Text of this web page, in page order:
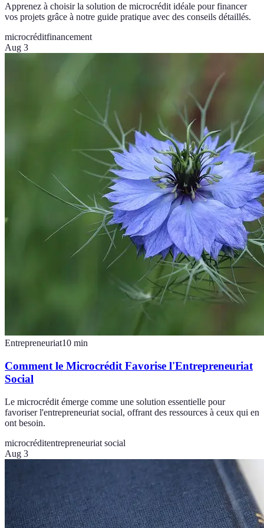
Apprenez à choisir la solution de microcrédit idéale pour financer
vos projets grâce à notre guide pratique avec des conseils détaillés.
microcréditfinancement
Aug 3
Entrepreneuriat10 min
Comment le Microcrédit Favorise l'Entrepreneuriat
Social
Le microcrédit émerge comme une solution essentielle pour
favoriser l'entrepreneuriat social, offrant des ressources à ceux qui en
ont besoin.
microcréditentrepreneuriat social
Aug 3